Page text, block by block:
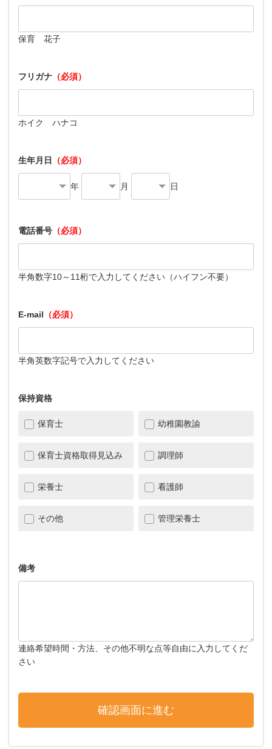
保育 花子
フリガナ （必須）
ホイク ハナコ
生年月日 （必須）
年 月 日
電話番号 （必須）
半角数字10～11桁で入力してください（ハイフン不要）
E-mail （必須）
半角英数字記号で入力してください
保持資格
保育士 幼稚園教諭
保育士資格取得見込み 調理師
栄養士 看護師
その他 管理栄養士
備考
連絡希望時間・方法、その他不明な点等自由に入力してくだ
さい